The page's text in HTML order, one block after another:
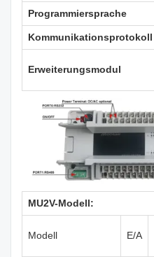
Programmiersprache
Kommunikationsprotokoll
Erweiterungsmodul
MU2V-Modell:
Modell E/A